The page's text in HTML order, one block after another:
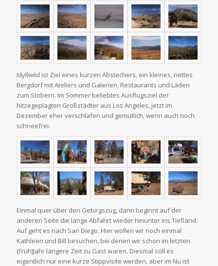
Idyllwild ist Ziel eines kurzen Abstechers, ein kleines, nettes
Bergdorf mit Ateliers und Galerien, Restaurants und Läden
zum Stöbern. Im Sommer beliebtes Ausflugsziel der
hitzegeplagten Großstädter aus Los Angeles, jetzt im
Dezember eher verschlafen und gemütlich, wenn auch noch
schneefrei.
Einmal quer über den Gebirgszug, dann beginnt auf der
anderen Seite die lange Abfahrt wieder hinunter ins Tiefland.
Auf geht es nach San Diego. Hier wollen wir noch einmal
Kathleen und Bill besuchen, bei denen wir schon im letzten
(Früh)Jahr längere Zeit zu Gast waren. Diesmal soll es
eigentlich nur eine kurze Stippvisite werden, aber im Nu ist